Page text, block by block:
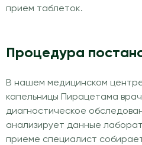
прием таблеток.
Процедура
В нашем медицинском
капельницы Пирацетама
диагностическое
анализирует данные
приеме специалист